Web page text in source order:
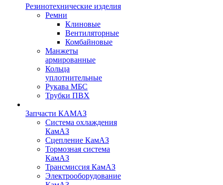
Резинотехнические изделия
Ремни
Клиновые
Вентиляторные
Комбайновые
Манжеты
армированные
Кольца
уплотнительные
Рукава МБС
Трубки ПВХ
Запчасти КАМАЗ
Система охлаждения
КамАЗ
Сцепление КамАЗ
Тормозная система
КамАЗ
Трансмиссия КамАЗ
Электрооборудование